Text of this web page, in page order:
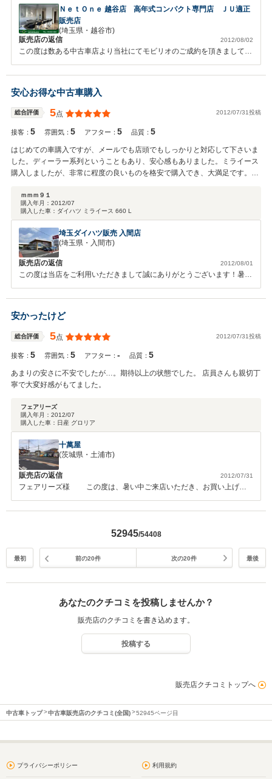
ターは有料でつけましたが、これから使う機会が少なければいいなぁと思い
ます。副店長にしか会えませんでしたが、社長に一言『ナイス仕入れです
ね！GJ！』今後ともよろしくお願いします！
ＮｅｔＯｎｅ 越谷店 高年式コンパクト専門店 ＪＵ適正
販売店
(埼玉県・越谷市)
販売店の返信
2012/08/02
この度は数ある中古車店より当社にてモビリオのご成約を頂きまして誠
御座います。お客様に本当に喜んで頂けて嬉しいです！当社独自の厳し
い仕入れ基準を設け、お客様にいかにお得！お買得！！を感じて頂ける
かを重点に仕入れをしております。今後もよりお客様に喜んで頂ける様
努めて参ります。また、今回は全国お近くのディーラーさんにて対応可
能なオリジナル保証もお付け致しております。何かお車の事でお困りの
事が御座いましたら、いつでもお気軽にご連絡、ご相談下さい。それで
安心お得な中古車購入
総合評価 5点 2012/07/31投稿
接客：5 雰囲気：5 アフター：5 品質：5
はじめての車購入ですが、メールでも店頭でもしっかりと対応して下さいま
した。ディーラー系列ということもあり、安心感もありました。ミライース
購入しましたが、非常に程度の良いものを格安で購入でき、大満足です。ど
ｍｍｍ９１
購入年月： 2012/07
購入した車： ダイハツ ミライース 660 L
埼玉ダイハツ販売 入間店
(埼玉県・入間市)
販売店の返信 2012/08/01
この度は当店をご利用いただきまして誠にありがとうございます！暑い
中足を運んでいただきまして、実際にお車をご確認いただきながら色々
とお話をさせていただきました。ご納得、ご満足いただけたなら幸いで
います。今後ともダイハツをよろしくお願いいたします。ありがとうご
ざいました。
安かったけど
総合評価 5点 2012/07/31投稿
接客：5 雰囲気：5 アフター：- 品質：5
あまりの安さに不安でしたが…。期待以上の状態でした。 店員さんも親切丁
寧で大変好感がもてました。
フェアリーズ
購入年月： 2012/07
購入した車： 日産 グロリア
十萬屋
(茨城県・土浦市)
販売店の返信 2012/07/31
フェアリーズ様 この度は、暑い中ご来店いただき、お買い上げあ
からも、安さと品質に驚いていただけるような車を取り揃えて参ります
52945/54408
最初 前の20件 次の20件 最後
あなたのクチコミを投稿しませんか？
販売店のクチコミを書き込めます。
投稿する
販売店クチコミトップへ
中古車トップ 中古車販売店のクチコミ(全国) 52945ページ目
プライバシーポリシー 利用規約